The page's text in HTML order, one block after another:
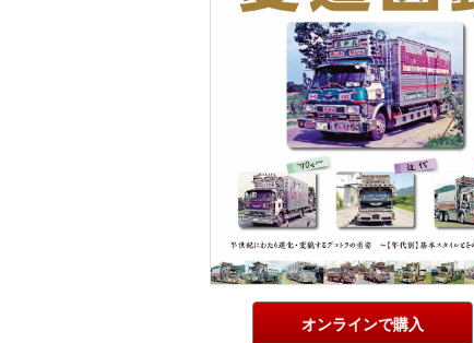
オンラインで購入